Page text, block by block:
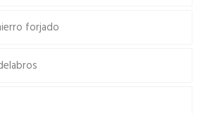
forjado